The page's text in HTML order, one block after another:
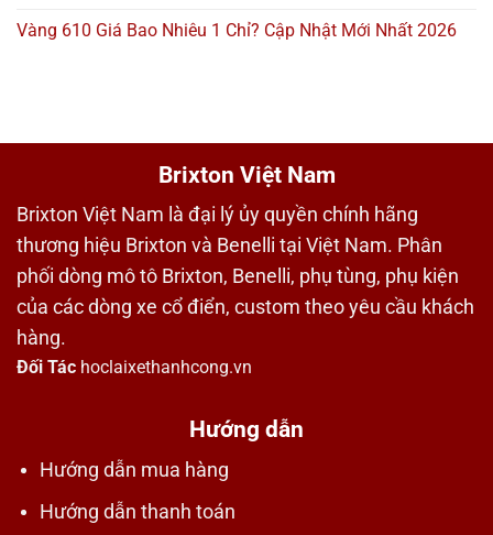
Vàng 610 Giá Bao Nhiêu 1 Chỉ? Cập Nhật Mới Nhất 2026
Brixton Việt Nam
Brixton Việt Nam là đại lý ủy quyền chính hãng
thương hiệu Brixton và Benelli tại Việt Nam. Phân
phối dòng mô tô Brixton, Benelli, phụ tùng, phụ kiện
của các dòng xe cổ điển, custom theo yêu cầu khách
hàng.
Đối Tác hoclaixethanhcong.vn
Hướng dẫn
Hướng dẫn mua hàng
Hướng dẫn thanh toán